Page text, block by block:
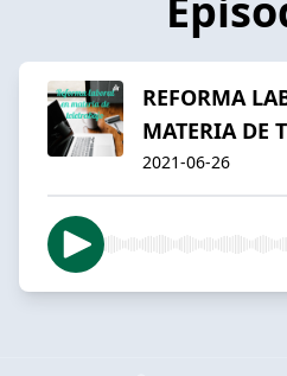
REFORMA
MATERIA DE
2021-06-26